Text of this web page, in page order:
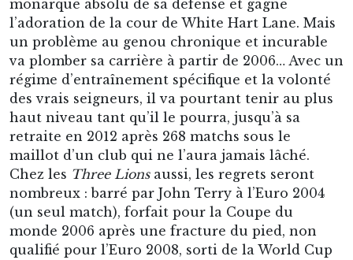
monarque absolu de sa défense et gagne
l’adoration de la cour de White Hart Lane. Mais
un problème au genou chronique et incurable
va plomber sa carrière à partir de 2006… Avec un
régime d’entraînement spécifique et la volonté
des vrais seigneurs, il va pourtant tenir au plus
haut niveau tant qu’il le pourra, jusqu’à sa
retraite en 2012 après 268 matchs sous le
maillot d’un club qui ne l’aura jamais lâché.
Chez les Three Lionsaussi, les regrets seront
nombreux : barré par John Terry à l’Euro 2004
(un seul match), forfait pour la Coupe du
monde 2006 après une fracture du pied, non
qualifié pour l’Euro 2008, sorti de la World Cup